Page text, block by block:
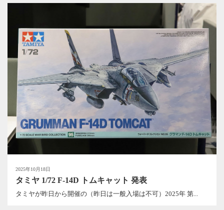
2025年10月18日
タミヤ 1/72 F-14D トムキャット 発表
タミヤが昨日から開催の（昨日は一般入場は不可）2025年 第...